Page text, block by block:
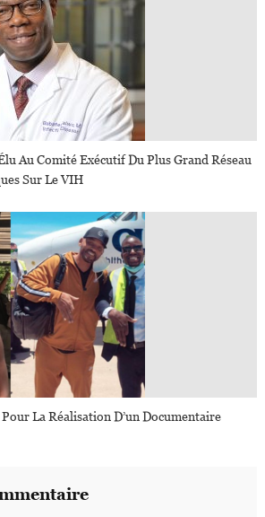
Au Comité Exécutif Du Plus Grand Réseau
Sur Le VIH
La Réalisation D’un Documentaire